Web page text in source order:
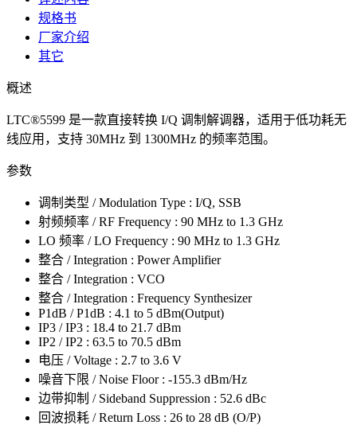
规格书
厂家介绍
其它
概述
LTC®5599 是一款直接转换 I/Q 调制解调器，适用于低功耗无
线应用，支持 30MHz 到 1300MHz 的频率范围。
参数
调制类型 / Modulation Type : I/Q, SSB
射频频率 / RF Frequency : 90 MHz to 1.3 GHz
LO 频率 / LO Frequency : 90 MHz to 1.3 GHz
整合 / Integration : Power Amplifier
整合 / Integration : VCO
整合 / Integration : Frequency Synthesizer
P1dB / P1dB : 4.1 to 5 dBm(Output)
IP3 / IP3 : 18.4 to 21.7 dBm
IP2 / IP2 : 63.5 to 70.5 dBm
电压 / Voltage : 2.7 to 3.6 V
噪音下限 / Noise Floor : -155.3 dBm/Hz
边带抑制 / Sideband Suppression : 52.6 dBc
回波损耗 / Return Loss : 26 to 28 dB (O/P)